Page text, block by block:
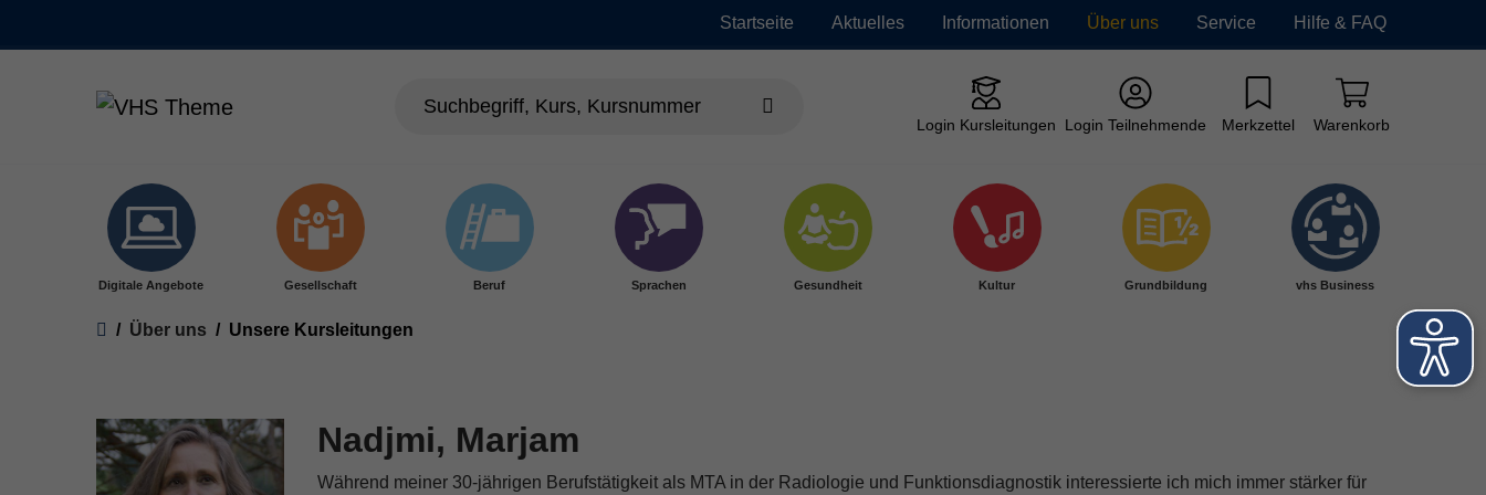
Startseite Aktuelles Informationen Über uns Service Hilfe & FAQ
Login Kursleitungen Login Teilnehmende Merkzettel Warenkorb
Digitale Angebote Gesellschaft Beruf Sprachen Gesundheit Kultur Grundbildung vhs Business
You are here:
Über uns Unsere Kursleitungen
Nadjmi, Marjam
Während meiner 30-jährigen Berufstätigkeit als MTA in der Radiologie und Funktionsdiagnostik interessierte ich mich immer stärker für